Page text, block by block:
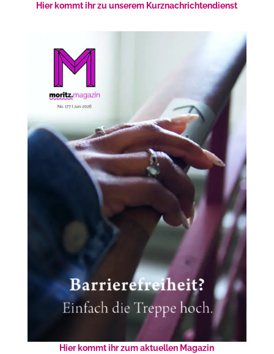
Hier kommt ihr zu unserem Kurznachrichtendienst
Hier kommt ihr zum aktuellen Magazin